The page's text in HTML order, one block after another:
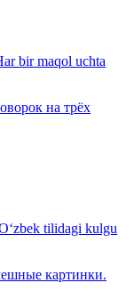
bir maqol uchta
на трёх
tilidagi kulgu
картинки.